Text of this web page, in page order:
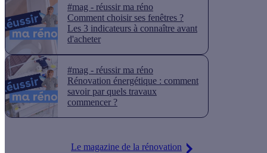
#mag - réussir ma réno
Comment choisir ses fenêtres ?
Les 3 indicateurs à connaître avant
d'acheter
#mag - réussir ma réno
Rénovation énergétique : comment
savoir par quels travaux
commencer ?
Le magazine de la rénovation